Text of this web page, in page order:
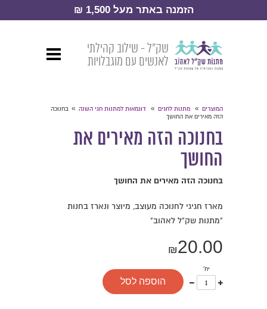
הזמנה באתר מעל 1,500 ₪
שק״ל - שילוב קהילתי
לאנשים עם מוגבלויות
המוצרים » מתנות לחגים » דוגמאות למתנות חגי השנה » בחנוכה
הזה מאירים את החושך
בחנוכה הזה מאירים את
החושך
בחנוכה הזה מאירים את החושך
מארז חגיגי לחנוכה מעוצב, מיוצר ונארז בחנות
"מתנות שק"ל לאהוב"
₪20.00
יח'
אחד
פחות
אחד
הוספה לסל